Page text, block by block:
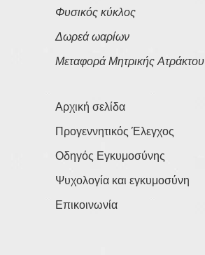
Φυσικός κύκλος
Δωρεά ωαρίων
Μεταφορά Μητρικής Ατράκτου
Αρχική σελίδα
Προγεννητικός Έλεγχος
Οδηγός Εγκυμοσύνης
Ψυχολογία και εγκυμοσύνη
Επικοινωνία